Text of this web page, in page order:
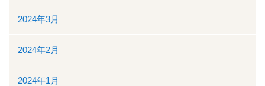
高額医療機器共同利用
関係医療機関
セカンドオピニオン外来
2024年3月
2024年2月
2024年1月